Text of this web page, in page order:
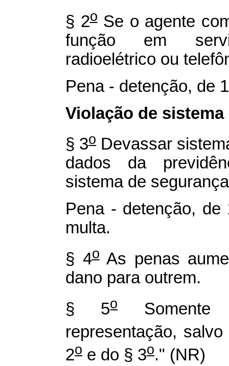
§ 2oSe o agente
função em
radioelétrico ou
Pena - detenção, de
Violação de
§ 3oDevassar
dados da
sistema de
Pena - detenção,
multa.
§ 4oAs penas
dano para outrem.
§ 5oSomente
representação,
2o e do § 3o." (NR)